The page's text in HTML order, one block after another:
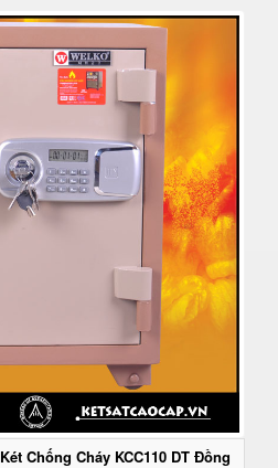
Két Chống Cháy KCC110 DT Đồng